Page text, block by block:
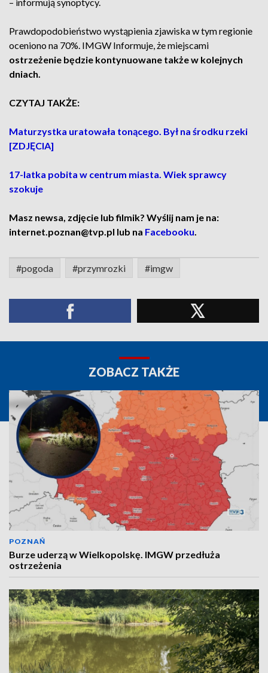
Prawdopodobieństwo wystąpienia zjawiska w tym regionie
oceniono na 70%. IMGW Informuje, że miejscami
ostrzeżenie będzie kontynuowane także w kolejnych
dniach.
CZYTAJ TAKŻE:
Maturzystka uratowała tonącego. Był na środku rzeki
[ZDJĘCIA]
17-latka pobita w centrum miasta. Wiek sprawcy
szokuje
Masz newsa, zdjęcie lub filmik? Wyślij nam je na:
internet.poznan@tvp.pl lub na Facebooku.
#pogoda #przymrozki #imgw
ZOBACZ TAKŻE
POZNAŃ
Burze uderzą w Wielkopolskę. IMGW przedłuża
ostrzeżenia